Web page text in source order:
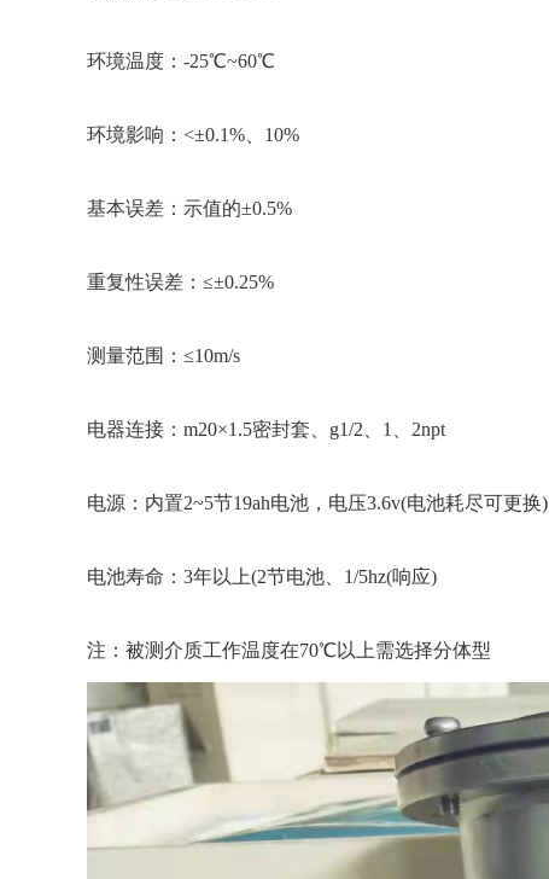
环境温度：-25℃~60℃
环境影响：<±0.1%、10%
基本误差：示值的±0.5%
重复性误差：≤±0.25%
测量范围：≤10m/s
电器连接：m20×1.5密封套、g1/2、1、2npt
电源：内置2~5节19ah电池，电压3.6v(电池耗尽可更换)
电池寿命：3年以上(2节电池、1/5hz(响应)
注：被测介质工作温度在70℃以上需选择分体型